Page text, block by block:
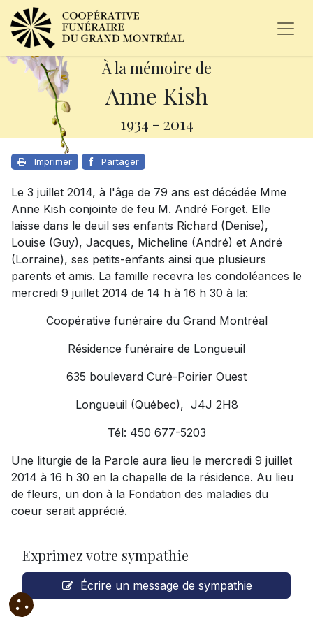
À la mémoire de
Anne Kish
1934 - 2014
Imprimer Partager
Le 3 juillet 2014, à l'âge de 79 ans est décédée Mme
Anne Kish conjointe de feu M. André Forget. Elle
laisse dans le deuil ses enfants Richard (Denise),
Louise (Guy), Jacques, Micheline (André) et André
(Lorraine), ses petits-enfants ainsi que plusieurs
parents et amis. La famille recevra les condoléances le
mercredi 9 juillet 2014 de 14 h à 16 h 30 à la:
Coopérative funéraire du Grand Montréal
Résidence funéraire de Longueuil
635 boulevard Curé-Poirier Ouest
Longueuil (Québec), J4J 2H8
Tél: 450 677-5203
Une liturgie de la Parole aura lieu le mercredi 9 juillet
2014 à 16 h 30 en la chapelle de la résidence. Au lieu
de fleurs, un don à la Fondation des maladies du
coeur serait apprécié.
Exprimez votre sympathie
Écrire un message de sympathie